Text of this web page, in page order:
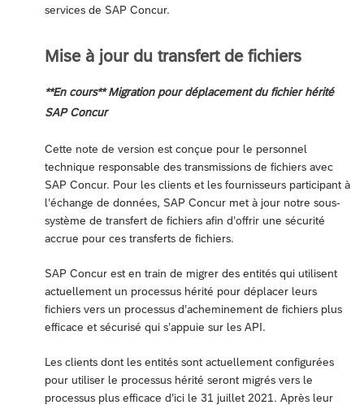
services de SAP Concur.
Mise à jour du transfert de fichiers
**En cours** Migration pour déplacement du fichier hérité
SAP Concur
Cette note de version est conçue pour le personnel
technique responsable des transmissions de fichiers avec
SAP Concur. Pour les clients et les fournisseurs participant à
l’échange de données, SAP Concur met à jour notre sous-
système de transfert de fichiers afin d’offrir une sécurité
accrue pour ces transferts de fichiers.
SAP Concur est en train de migrer des entités qui utilisent
actuellement un processus hérité pour déplacer leurs
fichiers vers un processus d’acheminement de fichiers plus
efficace et sécurisé qui s’appuie sur les API.
Les clients dont les entités sont actuellement configurées
pour utiliser le processus hérité seront migrés vers le
processus plus efficace d’ici le 31 juillet 2021. Après leur